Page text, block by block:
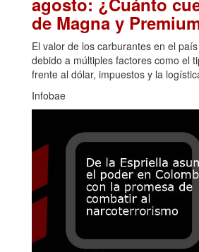
de Magna y
El valor de los carburantes en el
debido a múltiples factores como el
frente al dólar, impuestos y la
Infobae